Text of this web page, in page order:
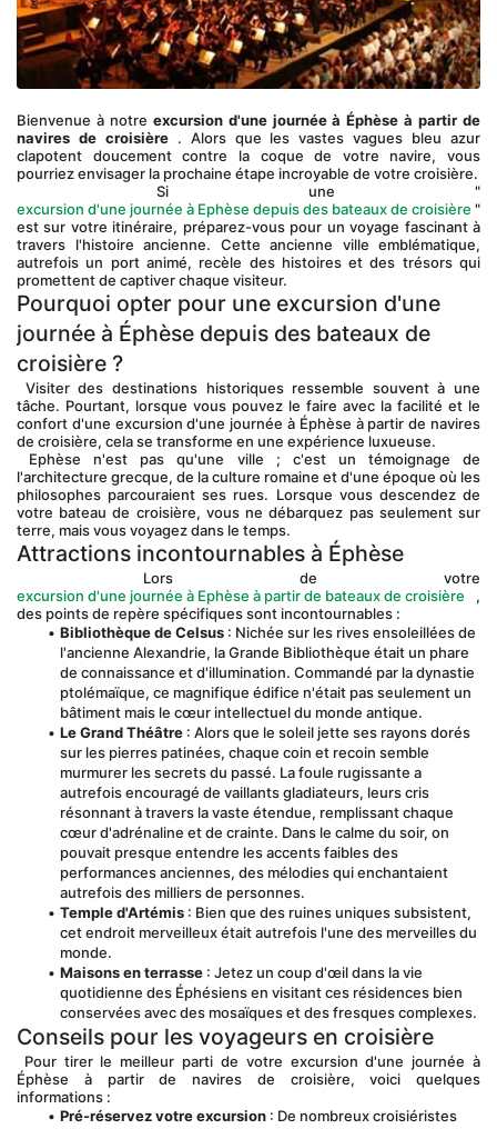
Bienvenue à notre excursion d'une journée à Éphèse à partir de
navires de croisière . Alors que les vastes vagues bleu azur
clapotent doucement contre la coque de votre navire, vous
pourriez envisager la prochaine étape incroyable de votre croisière.
Si une "
excursion d'une journée à Ephèse depuis des bateaux de croisière "
est sur votre itinéraire, préparez-vous pour un voyage fascinant à
travers l'histoire ancienne. Cette ancienne ville emblématique,
autrefois un port animé, recèle des histoires et des trésors qui
promettent de captiver chaque visiteur.
Pourquoi opter pour une excursion d'une
journée à Éphèse depuis des bateaux de
croisière ?
tâche. Pourtant, lorsque vous pouvez le faire avec la facilité et le
confort d'une excursion d'une journée à Éphèse à partir de navires
de croisière, cela se transforme en une expérience luxueuse.
l'architecture grecque, de la culture romaine et d'une époque où les
philosophes parcouraient ses rues. Lorsque vous descendez de
votre bateau de croisière, vous ne débarquez pas seulement sur
terre, mais vous voyagez dans le temps.
Attractions incontournables à Éphèse
Lors de votre
excursion d'une journée à Ephèse à partir de bateaux de croisière ,
des points de repère spécifiques sont incontournables :
Bibliothèque de Celsus : Nichée sur les rives ensoleillées de
l'ancienne Alexandrie, la Grande Bibliothèque était un phare
de connaissance et d'illumination. Commandé par la dynastie
ptolémaïque, ce magnifique édifice n'était pas seulement un
bâtiment mais le cœur intellectuel du monde antique.
Le Grand Théâtre : Alors que le soleil jette ses rayons dorés
sur les pierres patinées, chaque coin et recoin semble
murmurer les secrets du passé. La foule rugissante a
autrefois encouragé de vaillants gladiateurs, leurs cris
résonnant à travers la vaste étendue, remplissant chaque
cœur d'adrénaline et de crainte. Dans le calme du soir, on
pouvait presque entendre les accents faibles des
performances anciennes, des mélodies qui enchantaient
autrefois des milliers de personnes.
Temple d'Artémis : Bien que des ruines uniques subsistent,
cet endroit merveilleux était autrefois l'une des merveilles du
monde.
Maisons en terrasse : Jetez un coup d'œil dans la vie
quotidienne des Éphésiens en visitant ces résidences bien
conservées avec des mosaïques et des fresques complexes.
Conseils pour les voyageurs en croisière
Éphèse à partir de navires de croisière, voici quelques
informations :
Pré-réservez votre excursion : De nombreux croisiéristes